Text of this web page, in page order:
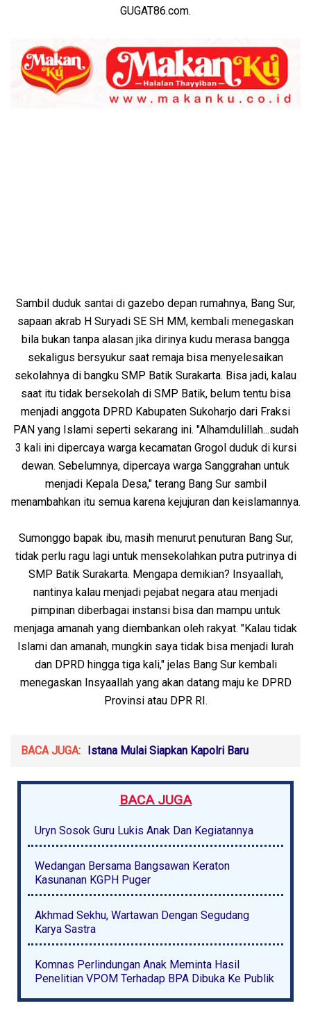
GUGAT86.com.
Sambil duduk santai di gazebo depan rumahnya, Bang Sur,
sapaan akrab H Suryadi SE SH MM, kembali menegaskan
bila bukan tanpa alasan jika dirinya kudu merasa bangga
sekaligus bersyukur saat remaja bisa menyelesaikan
sekolahnya di bangku SMP Batik Surakarta. Bisa jadi, kalau
saat itu tidak bersekolah di SMP Batik, belum tentu bisa
menjadi anggota DPRD Kabupaten Sukoharjo dari Fraksi
PAN yang Islami seperti sekarang ini. "Alhamdulillah...sudah
3 kali ini dipercaya warga kecamatan Grogol duduk di kursi
dewan. Sebelumnya, dipercaya warga Sanggrahan untuk
menjadi Kepala Desa," terang Bang Sur sambil
menambahkan itu semua karena kejujuran dan keislamannya.
Sumonggo bapak ibu, masih menurut penuturan Bang Sur,
tidak perlu ragu lagi untuk mensekolahkan putra putrinya di
SMP Batik Surakarta. Mengapa demikian? Insyaallah,
nantinya kalau menjadi pejabat negara atau menjadi
pimpinan diberbagai instansi bisa dan mampu untuk
menjaga amanah yang diembankan oleh rakyat. "Kalau tidak
Islami dan amanah, mungkin saya tidak bisa menjadi lurah
dan DPRD hingga tiga kali," jelas Bang Sur kembali
menegaskan Insyaallah yang akan datang maju ke DPRD
Provinsi atau DPR RI.
BACA JUGA: Istana Mulai Siapkan Kapolri Baru
BACA JUGA
Uryn Sosok Guru Lukis Anak Dan Kegiatannya
Wedangan Bersama Bangsawan Keraton
Kasunanan KGPH Puger
Akhmad Sekhu, Wartawan Dengan Segudang
Karya Sastra
Komnas Perlindungan Anak Meminta Hasil
Penelitian VPOM Terhadap BPA Dibuka Ke Publik